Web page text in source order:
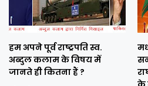
हम अपने पूर्व राष्ट्रपति स्व.
अब्दुल कलाम के विषय में
जानते ही कितना हैं ?